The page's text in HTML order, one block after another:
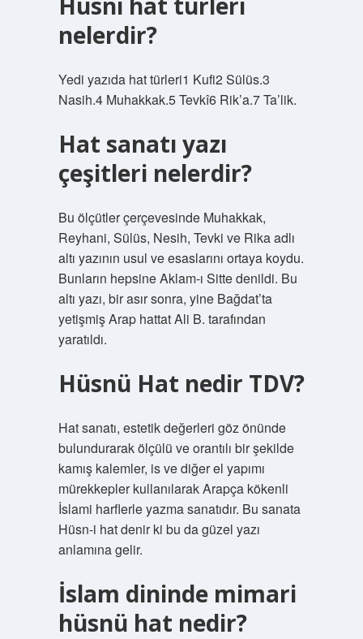
nelerdir?
Yedi yazıda hat türleri1 Kufi2 Sülüs.3
Nasih.4 Muhakkak.5 Tevkî6 Rik’a.7 Ta’lik.
Hat sanatı yazı
çeşitleri nelerdir?
Bu ölçütler çerçevesinde Muhakkak,
Reyhani, Sülüs, Nesih, Tevki ve Rika adlı
altı yazının usul ve esaslarını ortaya koydu.
Bunların hepsine Aklam-ı Sitte denildi. Bu
altı yazı, bir asır sonra, yine Bağdat’ta
yetişmiş Arap hattat Ali B. tarafından
yaratıldı.
Hüsnü Hat nedir TDV?
Hat sanatı, estetik değerleri göz önünde
bulundurarak ölçülü ve orantılı bir şekilde
kamış kalemler, is ve diğer el yapımı
mürekkepler kullanılarak Arapça kökenli
İslami harflerle yazma sanatıdır. Bu sanata
Hüsn-i hat denir ki bu da güzel yazı
anlamına gelir.
İslam dininde mimari
hüsnü hat nedir?